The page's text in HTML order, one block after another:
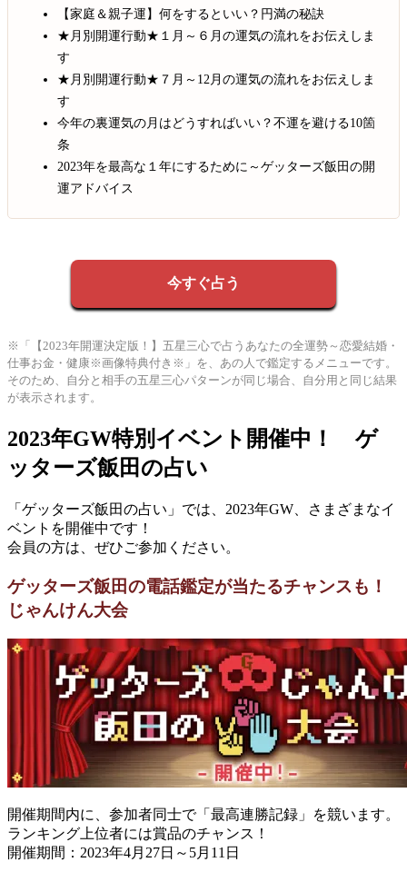
【家庭＆親子運】何をするといい？円満の秘訣
★月別開運行動★１月～６月の運気の流れをお伝えしま
す
★月別開運行動★７月～12月の運気の流れをお伝えしま
す
今年の裏運気の月はどうすればいい？不運を避ける10箇
条
2023年を最高な１年にするために～ゲッターズ飯田の開
運アドバイス
今すぐ占う
※「【2023年開運決定版！】五星三心で占うあなたの全運勢～恋愛結婚・
仕事お金・健康※画像特典付き※」を、あの人で鑑定するメニューです。
そのため、自分と相手の五星三心パターンが同じ場合、自分用と同じ結果
が表示されます。
2023年GW特別イベント開催中！ ゲ
ッターズ飯田の占い
「ゲッターズ飯田の占い」では、2023年GW、さまざまなイ
ベントを開催中です！
会員の方は、ぜひご参加ください。
ゲッターズ飯田の電話鑑定が当たるチャンスも！
じゃんけん大会
開催期間内に、参加者同士で「最高連勝記録」を競います。
ランキング上位者には賞品のチャンス！
開催期間：2023年4月27日～5月11日